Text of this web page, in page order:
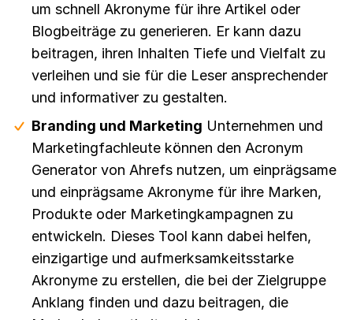
um schnell Akronyme für ihre Artikel oder
Blogbeiträge zu generieren. Er kann dazu
beitragen, ihren Inhalten Tiefe und Vielfalt zu
verleihen und sie für die Leser ansprechender
und informativer zu gestalten.
Branding und Marketing Unternehmen und
Marketingfachleute können den Acronym
Generator von Ahrefs nutzen, um einprägsame
und einprägsame Akronyme für ihre Marken,
Produkte oder Marketingkampagnen zu
entwickeln. Dieses Tool kann dabei helfen,
einzigartige und aufmerksamkeitsstarke
Akronyme zu erstellen, die bei der Zielgruppe
Anklang finden und dazu beitragen, die